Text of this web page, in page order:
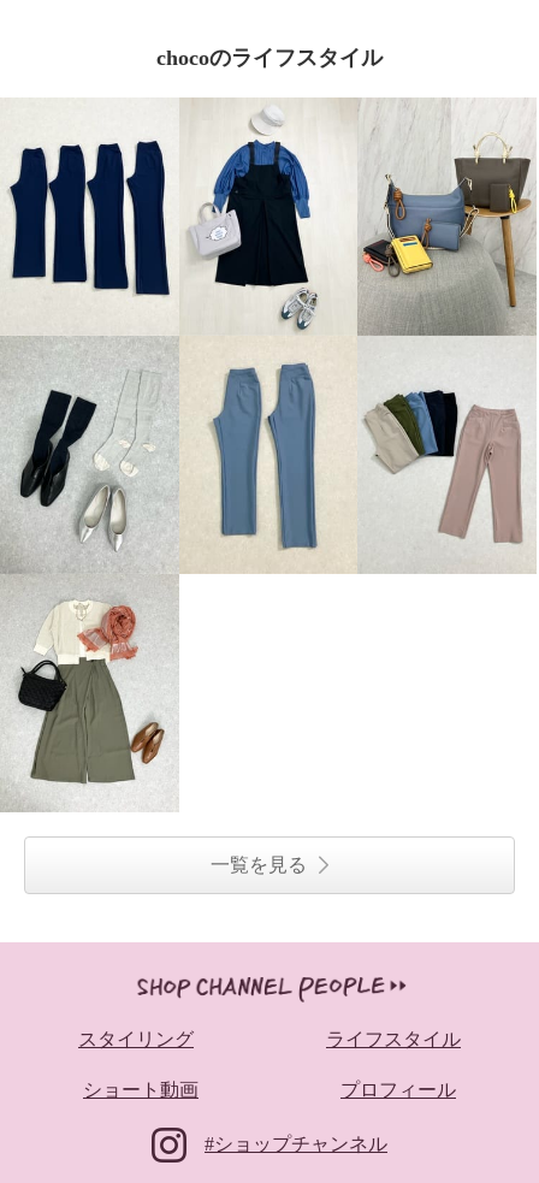
ＴＡＫＵＭＩＢＡ 吸水速乾・形
態安定 洗えるジョーゼットニッ
ト ワンタック テーパードパンツ
カーキ Ｍ
¥0
chocoのライフスタイル
一覧を見る
スタイリング ライフスタイル
ショート動画 プロフィール
#ショップチャンネル